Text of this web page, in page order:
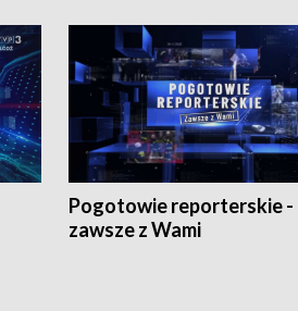
Pogotowie reporterskie -
zawsze z Wami